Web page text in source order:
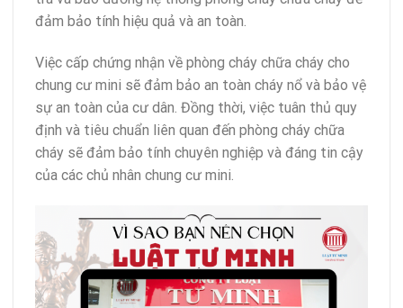
đảm bảo tính hiệu quả và an toàn.
Việc cấp chứng nhận về phòng cháy chữa cháy cho
chung cư mini sẽ đảm bảo an toàn cháy nổ và bảo vệ
sự an toàn của cư dân. Đồng thời, việc tuân thủ quy
định và tiêu chuẩn liên quan đến phòng cháy chữa
cháy sẽ đảm bảo tính chuyên nghiệp và đáng tin cậy
của các chủ nhân chung cư mini.